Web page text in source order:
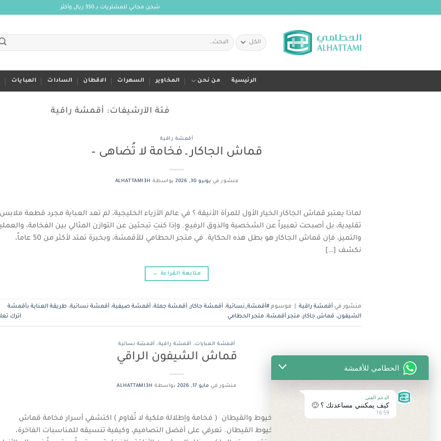
شحن مجاني للمشتريات بـ 350 ريال وأكثر
البحث
عن:
الرئيسية من نحن المخاوير السهرات الاقطان السادات العبايات
فئة الآرشيفات: أقمشة راقية
أقمشة راقية
قماش الجاكار ـ فخامة لا تُضاهى –
منشور في يونيو 30, 2026 بواسطة ALHATTAMI3H
لماذا يعتبر قماش الجاكار الخيار الأول للمرأة الأنيقة ؟ في عالم الأزياء الخليجية، لم تعد العباية مجرد قطعة ملابس
تقليدية، بل أصبحت تعبيراً عن الشخصية والذوق الرفيع. وإذا كنتِ تبحثين عن التوازن المثالي بين الفخامة،
والتميز، فإن قماش الجاكار هو بطل هذه الحكاية. في متجر الحطامي للأقمشة، وبخبرة تمتد لأكثر من 50 عاماً،
نكشف […]
متابعة القراءة ←
منشور في أقمشة راقية موسوم#أقمشة_نسائية، أقمشة جاكار، أقمشة جملة، أقمشة صيفية، أقمشة نسائية، طريقة العناية بأقمشة
الشيفون، قماش جاكار، متجر أقمشة، متجر الحطامي اترك
أقمشة العبايات، أقمشة راقية، أقمشة نسائية
قماش الشيفون الراقي
منشور في مايو 17, 2026 بواسطة ALHATTAMI3H
قماش الشيفون المطـرز بالخيوط والقيطان ( فخامة وإطلالة ملكية لا تُقاوم ) اكتشفي أسرار فخامة قماش
الشيفون المطرز بالخيوط وخيوط القيطان. تعرفي على أفضل التصاميم، وكيفية تنسيقه للمناسبات الفاخرة،
الحطامي للأقمشة
الدعم الفني
كيف يمكنني مساعدتك ؟ 🙂
16:59